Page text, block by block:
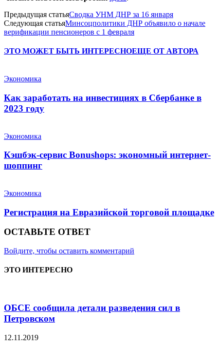
Предыдущая статьяСводка УНМ ДНР за 16 января
Следующая статьяМинсоцполитики ДНР объявило о начале
верификации пенсионеров с 1 февраля
ЭТО МОЖЕТ БЫТЬ ИНТЕРЕСНОЕЩЕ ОТ АВТОРА
Экономика
Как заработать на инвестициях в Сбербанке в
2023 году
Экономика
Кэшбэк-сервис Bonushops: экономный интернет-
шоппинг
Экономика
Регистрация на Евразийской торговой площадке
ОСТАВЬТЕ ОТВЕТ
Войдите, чтобы оставить комментарий
ЭТО ИНТЕРЕСНО
ОБСЕ сообщила детали разведения сил в
Петровском
12.11.2019